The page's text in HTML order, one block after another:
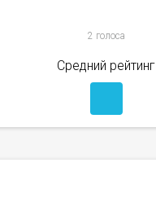
2 голоса
Средний рейтинг